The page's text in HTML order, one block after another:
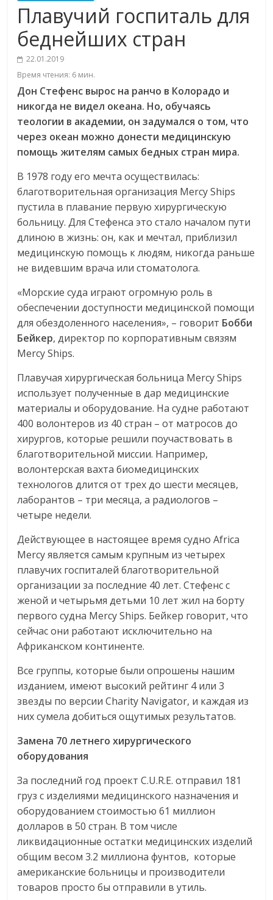
Плавучий госпиталь для
беднейших стран
22.01.2019
Время чтения: 6 мин.
Дон Стефенс вырос на ранчо в Колорадо и
никогда не видел океана. Но, обучаясь
теологии в академии, он задумался о том, что
через океан можно донести медицинскую
помощь жителям самых бедных стран мира.
В 1978 году его мечта осуществилась:
благотворительная организация Mercy Ships
пустила в плавание первую хирургическую
больницу. Для Стефенса это стало началом пути
длиною в жизнь: он, как и мечтал, приблизил
медицинскую помощь к людям, никогда раньше
не видевшим врача или стоматолога.
«Морские суда играют огромную роль в
обеспечении доступности медицинской помощи
для обездоленного населения», – говорит Бобби
Бейкер, директор по корпоративным связям
Mercy Ships.
Плавучая хирургическая больница Mercy Ships
использует полученные в дар медицинские
материалы и оборудование. На судне работают
400 волонтеров из 40 стран – от матросов до
хирургов, которые решили поучаствовать в
благотворительной миссии. Например,
волонтерская вахта биомедицинских
технологов длится от трех до шести месяцев,
лаборантов – три месяца, а радиологов –
четыре недели.
Действующее в настоящее время судно Africa
Mercy является самым крупным из четырех
плавучих госпиталей благотворительной
организации за последние 40 лет. Стефенс с
женой и четырьмя детьми 10 лет жил на борту
первого судна Mercy Ships. Бейкер говорит, что
сейчас они работают исключительно на
Африканском континенте.
Все группы, которые были опрошены нашим
изданием, имеют высокий рейтинг 4 или 3
звезды по версии Charity Navigator, и каждая из
них сумела добиться ощутимых результатов.
Замена 70летнего хирургического
оборудования
За последний год проект C.U.R.E. отправил 181
груз с изделиями медицинского назначения и
оборудованием стоимостью 61 миллион
долларов в 50 стран. В том числе
ликвидационные остатки медицинских изделий
общим весом 3.2 миллиона фунтов, которые
американские больницы и производители
товаров просто бы отправили в утиль.